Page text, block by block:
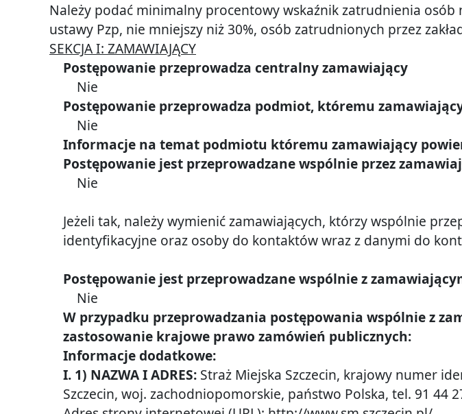
Zamówienia
publiczne
osobowych
Informacje
sygnalistów
dostepnosci
zapewnienia
dostepnosci
podmiotu
publicznego
Odniesienia
Należy podać minimalny procentowy wskaźnik zatrudnienia
ustawy Pzp, nie mniejszy niż 30%, osób zatrudnionych przez
SEKCJA I: ZAMAWIAJĄCY
Postępowanie przeprowadza centralny zamawiający
Nie
Postępowanie przeprowadza podmiot, któremu
Nie
Informacje na temat podmiotu któremu zamawiający
Postępowanie jest przeprowadzane wspólnie przez
Nie
Jeżeli tak, należy wymienić zamawiających, którzy wspólnie
identyfikacyjne oraz osoby do kontaktów wraz z danymi do
Postępowanie jest przeprowadzane wspólnie z
Nie
W przypadku przeprowadzania postępowania wspólnie z
zastosowanie krajowe prawo zamówień publicznych:
Informacje dodatkowe:
I. 1) NAZWA I ADRES: Straż Miejska Szczecin, krajowy numer
Szczecin, woj. zachodniopomorskie, państwo Polska, tel. 91 44